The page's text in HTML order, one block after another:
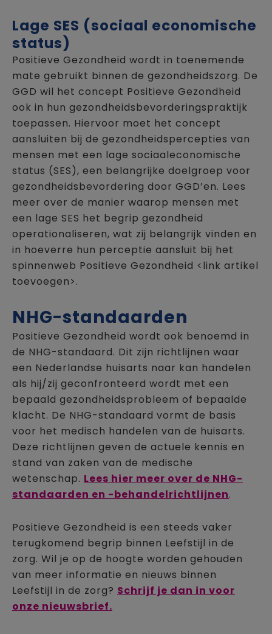
Lage SES (sociaal economische
status)
Positieve Gezondheid wordt in toenemende
mate gebruikt binnen de gezondheidszorg. De
GGD wil het concept Positieve Gezondheid
ook in hun gezondheidsbevorderingspraktijk
toepassen. Hiervoor moet het concept
aansluiten bij de gezondheidspercepties van
mensen met een lage sociaaleconomische
status (SES), een belangrijke doelgroep voor
gezondheidsbevordering door GGD’en. Lees
meer over de manier waarop mensen met
een lage SES het begrip gezondheid
operationaliseren, wat zij belangrijk vinden en
in hoeverre hun perceptie aansluit bij het
spinnenweb Positieve Gezondheid <link artikel
toevoegen>.
NHG-standaarden
Positieve Gezondheid wordt ook benoemd in
de NHG-standaard. Dit zijn richtlijnen waar
een Nederlandse huisarts naar kan handelen
als hij/zij geconfronteerd wordt met een
bepaald gezondheidsprobleem of bepaalde
klacht. De NHG-standaard vormt de basis
voor het medisch handelen van de huisarts.
Deze richtlijnen geven de actuele kennis en
stand van zaken van de medische
wetenschap. Lees hier meer over de NHG-
standaarden en -behandelrichtlijnen.
Positieve Gezondheid is een steeds vaker
terugkomend begrip binnen Leefstijl in de
zorg. Wil je op de hoogte worden gehouden
van meer informatie en nieuws binnen
Leefstijl in de zorg? Schrijf je dan in voor
onze nieuwsbrief.